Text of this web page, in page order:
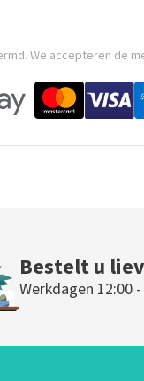
We accepteren de
Bestelt u
Werkdagen 12:00